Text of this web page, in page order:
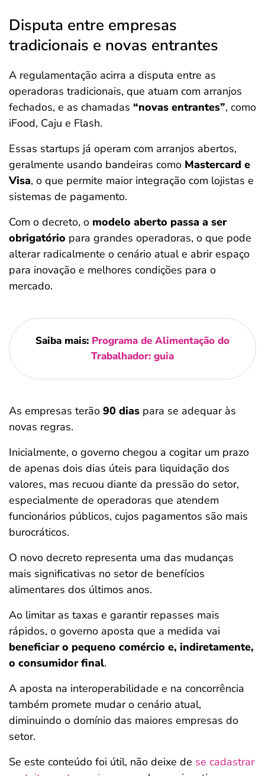
Disputa entre empresas
tradicionais e novas entrantes
A regulamentação acirra a disputa entre as
operadoras tradicionais, que atuam com arranjos
fechados, e as chamadas “novas entrantes”, como
iFood, Caju e Flash.
Essas startups já operam com arranjos abertos,
geralmente usando bandeiras como Mastercard e
Visa, o que permite maior integração com lojistas e
sistemas de pagamento.
Com o decreto, o modelo aberto passa a ser
obrigatório para grandes operadoras, o que pode
alterar radicalmente o cenário atual e abrir espaço
para inovação e melhores condições para o
mercado.
Saiba mais: Programa de Alimentação do
Trabalhador: guia
As empresas terão 90 dias para se adequar às
novas regras.
Inicialmente, o governo chegou a cogitar um prazo
de apenas dois dias úteis para liquidação dos
valores, mas recuou diante da pressão do setor,
especialmente de operadoras que atendem
funcionários públicos, cujos pagamentos são mais
burocráticos.
O novo decreto representa uma das mudanças
mais significativas no setor de benefícios
alimentares dos últimos anos.
Ao limitar as taxas e garantir repasses mais
rápidos, o governo aposta que a medida vai
beneficiar o pequeno comércio e, indiretamente,
o consumidor final.
A aposta na interoperabilidade e na concorrência
também promete mudar o cenário atual,
diminuindo o domínio das maiores empresas do
setor.
Se este conteúdo foi útil, não deixe de se cadastrar